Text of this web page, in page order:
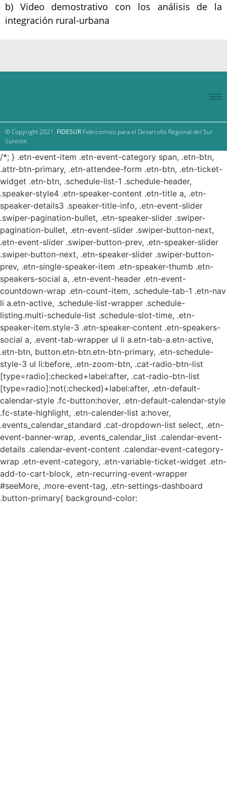
b) Video demostrativo con los análisis de la
integración rural-urbana
© Copyright 2021. FIDESUR Fideicomiso para el Desarrollo Regional del Sur
Sureste.
/*; } .etn-event-item .etn-event-category span, .etn-btn,
.attr-btn-primary, .etn-attendee-form .etn-btn, .etn-ticket-
widget .etn-btn, .schedule-list-1 .schedule-header,
.speaker-style4 .etn-speaker-content .etn-title a, .etn-
speaker-details3 .speaker-title-info, .etn-event-slider
.swiper-pagination-bullet, .etn-speaker-slider .swiper-
pagination-bullet, .etn-event-slider .swiper-button-next,
.etn-event-slider .swiper-button-prev, .etn-speaker-slider
.swiper-button-next, .etn-speaker-slider .swiper-button-
prev, .etn-single-speaker-item .etn-speaker-thumb .etn-
speakers-social a, .etn-event-header .etn-event-
countdown-wrap .etn-count-item, .schedule-tab-1 .etn-nav
li a.etn-active, .schedule-list-wrapper .schedule-
listing.multi-schedule-list .schedule-slot-time, .etn-
speaker-item.style-3 .etn-speaker-content .etn-speakers-
social a, .event-tab-wrapper ul li a.etn-tab-a.etn-active,
.etn-btn, button.etn-btn.etn-btn-primary, .etn-schedule-
style-3 ul li:before, .etn-zoom-btn, .cat-radio-btn-list
[type=radio]:checked+label:after, .cat-radio-btn-list
[type=radio]:not(:checked)+label:after, .etn-default-
calendar-style .fc-button:hover, .etn-default-calendar-style
.fc-state-highlight, .etn-calender-list a:hover,
.events_calendar_standard .cat-dropdown-list select, .etn-
event-banner-wrap, .events_calendar_list .calendar-event-
details .calendar-event-content .calendar-event-category-
wrap .etn-event-category, .etn-variable-ticket-widget .etn-
add-to-cart-block, .etn-recurring-event-wrapper
#seeMore, .more-event-tag, .etn-settings-dashboard
.button-primary{ background-color: